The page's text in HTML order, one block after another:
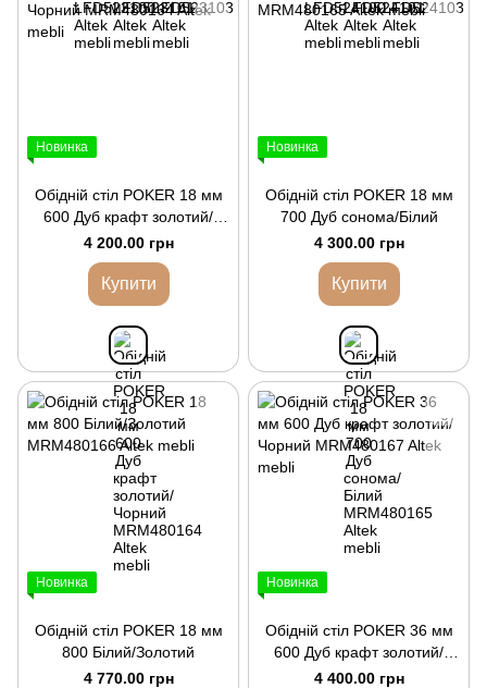
Новинка
Обідній стіл POKER 18 мм
600 Дуб крафт золотий/
Чорний
4 200.00 грн
Купити
Новинка
Обідній стіл POKER 18 мм
700 Дуб сонома/Білий
4 300.00 грн
Купити
Новинка
Обідній стіл POKER 18 мм
800 Білий/Золотий
4 770.00 грн
Новинка
Обідній стіл POKER 36 мм
600 Дуб крафт золотий/
Чорний
4 400.00 грн